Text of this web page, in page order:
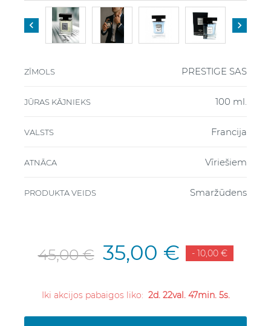
 
ZĪMOLS PRESTIGE SAS
JŪRAS KĀJNIEKS 100 ml.
VALSTS Francija
ATNĀCA Vīriešiem
PRODUKTA VEIDS Smaržūdens
45,00 € 35,00 € - 10,00 €
Iki akcijos pabaigos liko: 2d. 22val. 47min. 4s.